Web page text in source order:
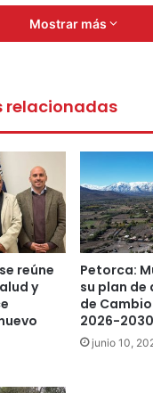
Mostrar más
relacionadas
reúne
y
Petorca:
su plan de
de
2026-2030
junio 10,